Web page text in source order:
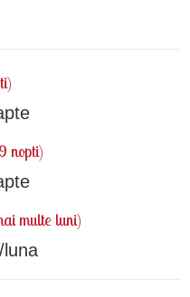
nopti)
multe luni)
luna